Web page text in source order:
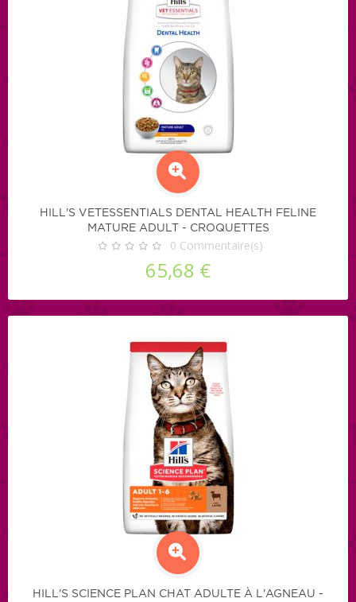
HILL'S VETESSENTIALS DENTAL HEALTH FELINE
MATURE ADULT - CROQUETTES
0 Commentaire(s)
65,68 €
HILL'S SCIENCE PLAN CHAT ADULTE À L'AGNEAU -